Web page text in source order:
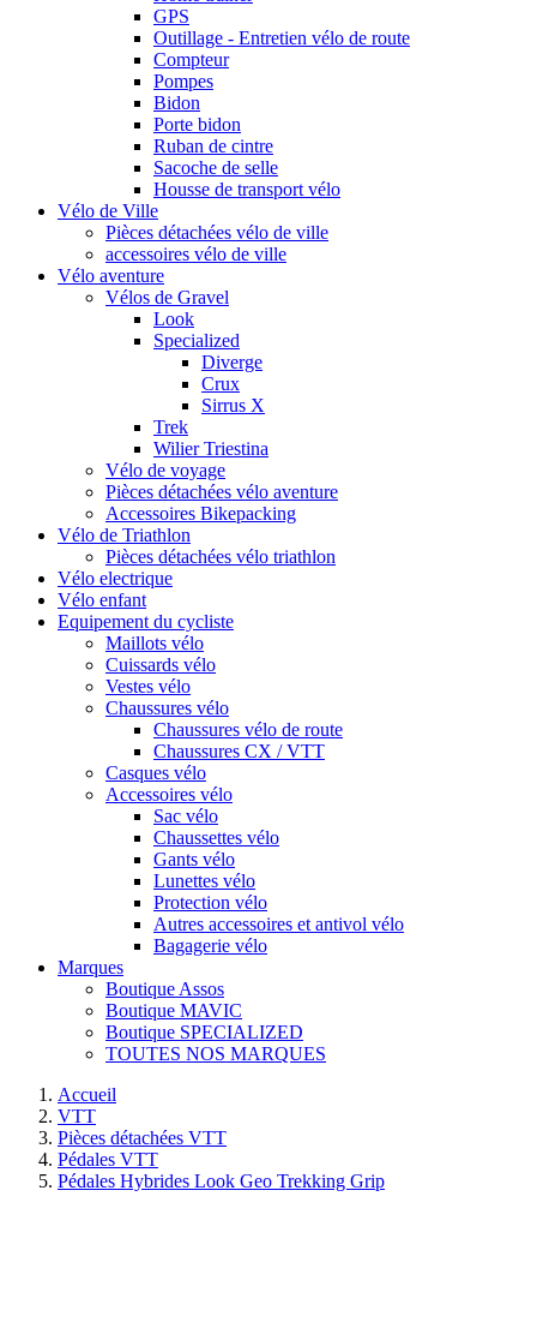
GPS
Outillage - Entretien vélo de route
Compteur
Pompes
Bidon
Porte bidon
Ruban de cintre
Sacoche de selle
Housse de transport vélo
Vélo de Ville
Pièces détachées vélo de ville
accessoires vélo de ville
Vélo aventure
Vélos de Gravel
Look
Specialized
Diverge
Crux
Sirrus X
Trek
Wilier Triestina
Vélo de voyage
Pièces détachées vélo aventure
Accessoires Bikepacking
Vélo de Triathlon
Pièces détachées vélo triathlon
Vélo electrique
Vélo enfant
Equipement du cycliste
Maillots vélo
Cuissards vélo
Vestes vélo
Chaussures vélo
Chaussures vélo de route
Chaussures CX / VTT
Casques vélo
Accessoires vélo
Sac vélo
Chaussettes vélo
Gants vélo
Lunettes vélo
Protection vélo
Autres accessoires et antivol vélo
Bagagerie vélo
Marques
Boutique Assos
Boutique MAVIC
Boutique SPECIALIZED
TOUTES NOS MARQUES
Accueil
VTT
Pièces détachées VTT
Pédales VTT
Pédales Hybrides Look Geo Trekking Grip